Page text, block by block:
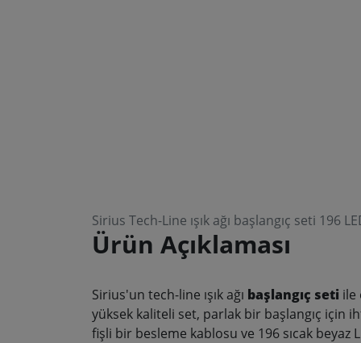
Sirius Tech-Line ışık ağı başlangıç seti 196
Ürün Açıklaması
Sirius'un tech-line ışık ağı başlangıç seti ile
yüksek kaliteli set, parlak bir başlangıç için
fişli bir besleme kablosu ve 196 sıcak beyaz